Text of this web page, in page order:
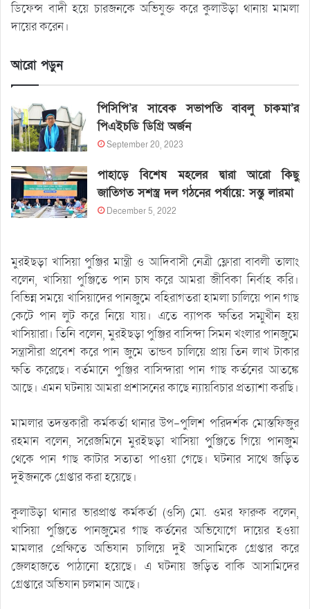
ডিফেন্স বাদী হয়ে চারজনকে অভিযুক্ত করে কুলাউড়া থানায় মামলা
দায়ের করেন।
আরো পড়ুন
পিসিপি’র সাবেক সভাপতি বাবলু চাকমা’র
পিএইচডি ডিগ্রি অর্জন
September 20, 2023
পাহাড়ে বিশেষ মহলের দ্বারা আরো কিছু
জাতিগত সশস্ত্র দল গঠনের পর্যায়ে: সন্তু লারমা
December 5, 2022
মুরইছড়া খাসিয়া পুঞ্জির মান্ত্রী ও আদিবাসী নেত্রী ফ্লোরা বাবলী তালাং
বলেন, খাসিয়া পুঞ্জিতে পান চাষ করে আমরা জীবিকা নির্বাহ করি।
বিভিন্ন সময়ে খাসিয়াদের পানজুমে বহিরাগতরা হামলা চালিয়ে পান গাছ
কেটে পান লুট করে নিয়ে যায়। এতে ব্যাপক ক্ষতির সম্মুখীন হয়
খাসিয়ারা। তিনি বলেন, মুরইছড়া পুঞ্জির বাসিন্দা সিমন খংলার পানজুমে
সন্ত্রাসীরা প্রবেশ করে পান জুমে তান্ডব চালিয়ে প্রায় তিন লাখ টাকার
ক্ষতি করেছে। বর্তমানে পুঞ্জির বাসিন্দারা পান গাছ কর্তনের আতঙ্কে
আছে। এমন ঘটনায় আমরা প্রশাসনের কাছে ন্যায়বিচার প্রত্যাশা করছি।
মামলার তদন্তকারী কর্মকর্তা থানার উপ-পুলিশ পরিদর্শক মোস্তফিজুর
রহমান বলেন, সরেজমিনে মুরইছড়া খাসিয়া পুুঞ্জিতে গিয়ে পানজুম
থেকে পান গাছ কাটার সত্যতা পাওয়া গেছে। ঘটনার সাথে জড়িত
দুইজনকে গ্রেপ্তার করা হয়েছে।
কুলাউড়া থানার ভারপ্রাপ্ত কর্মকর্তা (ওসি) মো. ওমর ফারুক বলেন,
খাসিয়া পুঞ্জিতে পানজুমের গাছ কর্তনের অভিযোগে দায়ের হওয়া
মামলার প্রেক্ষিতে অভিযান চালিয়ে দুই আসামিকে গ্রেপ্তার করে
জেলহাজতে পাঠানো হয়েছে। এ ঘটনায় জড়িত বাকি আসামিদের
গ্রেপ্তারে অভিযান চলমান আছে।